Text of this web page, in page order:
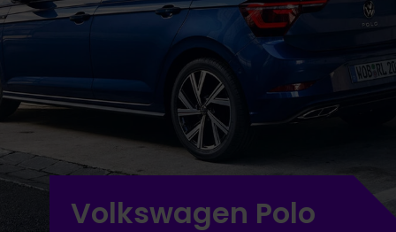
Volkswagen Polo